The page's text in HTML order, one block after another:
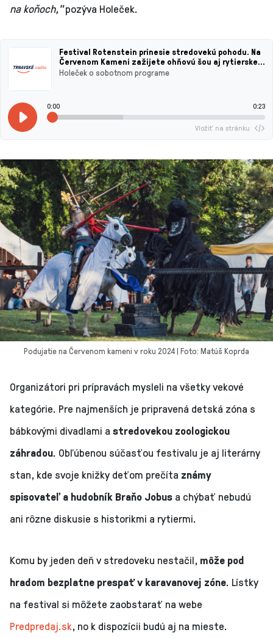
na koňoch,"pozýva Holeček.
Festival Rotenstein prinesie stredovekú pohodu. Na
Červenom Kameni zažijete ohňovú šou aj rytierske
MMA
Holeček o sobotnom programe
0:00 0:23
Vložiť na stránku
Podujatie na Červenom kameni v roku 2024 | Foto: Matúš Koprda
Organizátori pri prípravách mysleli na všetky vekové
kategórie. Pre najmenších je pripravená detská zóna s
bábkovými divadlami a stredovekou zoologickou
záhradou. Obľúbenou súčasťou festivalu je aj literárny
stan, kde svoje knižky deťom prečíta známy
spisovateľ a hudobník Braňo Jobus a chýbať nebudú
ani rôzne diskusie s historikmi a rytiermi.
Komu by jeden deň v stredoveku nestačil, môže pod
hradom bezplatne prespať v karavanovej zóne. Lístky
na festival si môžete zaobstarať na webe
Predpredaj.sk, no k dispozícii budú aj na mieste.